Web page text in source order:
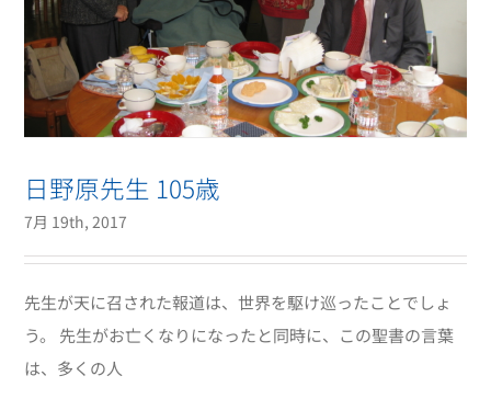
日野原先生 105歳
7月 19th, 2017
先生が天に召された報道は、世界を駆け巡ったことでしょ
う。 先生がお亡くなりになったと同時に、この聖書の言葉
は、多くの人